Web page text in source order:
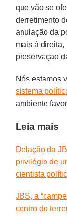
que vão se
derretimento
anulação da
mais à direita,
preservação
Nós estamos
sistema
ambiente
Leia mais
Delação da
privilégio de
cientista
JBS, a
centro do